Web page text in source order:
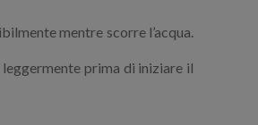
mentre scorre l’acqua.
prima di iniziare il